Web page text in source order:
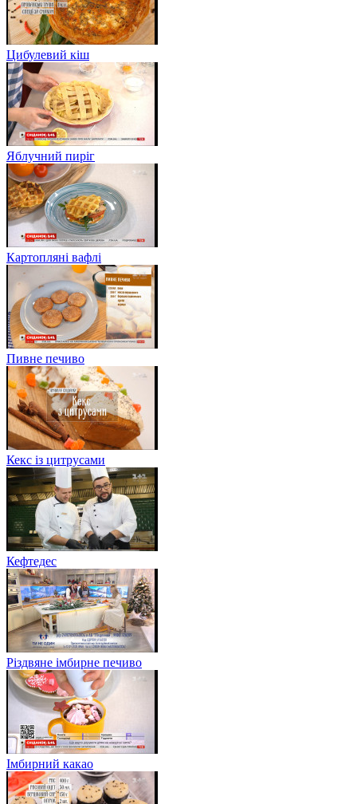
Цибулевий кіш
Яблучний пиріг
Картопляні вафлі
Пивне печиво
Кекс із цитрусами
Кефтедес
Різдвяне імбирне печиво
Імбирний какао